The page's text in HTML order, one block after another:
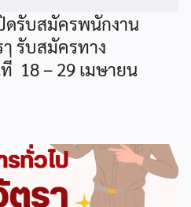
ดรับสมัครพนักงาน
รับสมัครทาง
18 – 29 เมษายน